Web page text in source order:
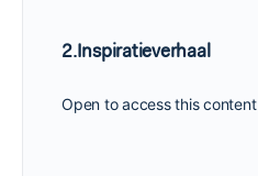
2.Inspiratieverhaal
Open to access this content